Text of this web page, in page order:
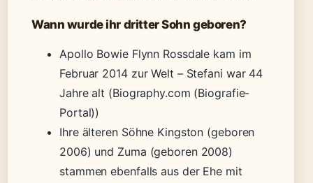
Wann wurde ihr dritter Sohn geboren?
Apollo Bowie Flynn Rossdale kam im
Februar 2014 zur Welt – Stefani war 44
Jahre alt (Biography.com (Biografie-
Portal))
Ihre älteren Söhne Kingston (geboren
2006) und Zuma (geboren 2008)
stammen ebenfalls aus der Ehe mit